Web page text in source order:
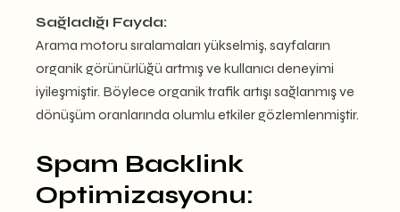
Sağladığı Fayda:
Arama motoru sıralamaları yükselmiş, sayfaların
organik görünürlüğü artmış ve kullanıcı deneyimi
iyileşmiştir. Böylece organik trafik artışı sağlanmış ve
dönüşüm oranlarında olumlu etkiler gözlemlenmiştir.
Spam Backlink
Optimizasyonu: